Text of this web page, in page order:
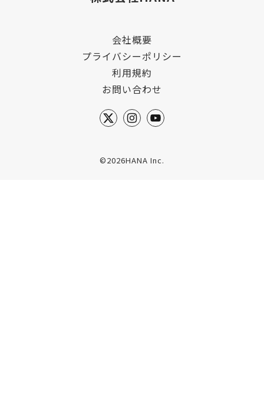
会社概要
プライバシーポリシー
利用規約
お問い合わせ
©2026HANA Inc.